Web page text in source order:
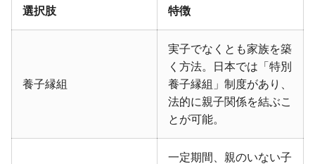
選択肢 特徴
養子縁組
実子でなくとも家族を築
く方法。日本では「特別
養子縁組」制度があり、
法的に親子関係を結ぶこ
とが可能。
一定期間、親のいない子